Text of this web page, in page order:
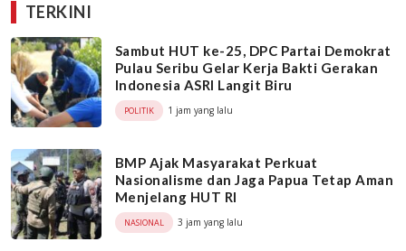
TERKINI
Sambut HUT ke-25, DPC Partai Demokrat
Pulau Seribu Gelar Kerja Bakti Gerakan
Indonesia ASRI Langit Biru
POLITIK 1 jam yang lalu
BMP Ajak Masyarakat Perkuat
Nasionalisme dan Jaga Papua Tetap Aman
Menjelang HUT RI
NASIONAL 3 jam yang lalu